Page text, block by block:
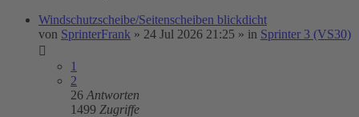
Windschutzscheibe/Seitenscheiben blickdicht
von SprinterFrank » 24 Jul 2026 21:25 » in Sprinter 3 (VS30)
1
2
26 Antworten
1499 Zugriffe